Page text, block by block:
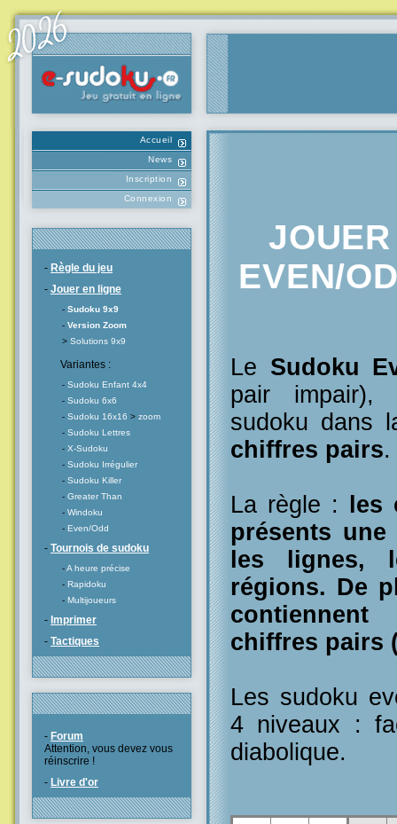
Accueil
News
Inscription
Connexion
- Règle du jeu
- Jouer en ligne
- Sudoku 9x9
- Version Zoom
> Solutions 9x9
Variantes :
- Sudoku Enfant 4x4
- Sudoku 6x6
- Sudoku 16x16 > zoom
- Sudoku Lettres
- X-Sudoku
- Sudoku Irrégulier
- Sudoku Killer
- Greater Than
- Windoku
- Even/Odd
- Tournois de sudoku
-A heure précise
- Rapidoku
- Multijoueurs
- Imprimer
- Tactiques
- Forum
Attention, vous devez vous
réinscrire !
- Livre d'or
EVEN/
Le Sudoku
pair
sudoku dans
chiffres pairs.
La règle :
présents
les lignes,
régions. De
contiennent
chiffres pairs
Les sudoku
4 niveaux :
diabolique.